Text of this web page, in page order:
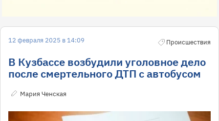
12 февраля 2025 в 14:09 Происшествия
В Кузбассе возбудили уголовное дело
после смертельного ДТП с автобусом
Мария Ченская